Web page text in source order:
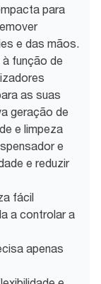
para
e das mãos.
função de
as suas
geração de
e limpeza
e
e reduzir
fácil
a controlar a
apenas